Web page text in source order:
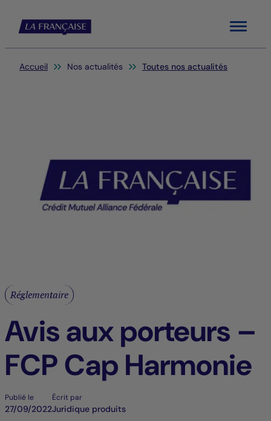
Menu
Vous êtes ici:
Accueil Nos actualités Toutes nos actualités
Réglementaire
Avis aux porteurs –
FCP Cap Harmonie
Publié le
27/09/2022
Écrit par
Juridique produits